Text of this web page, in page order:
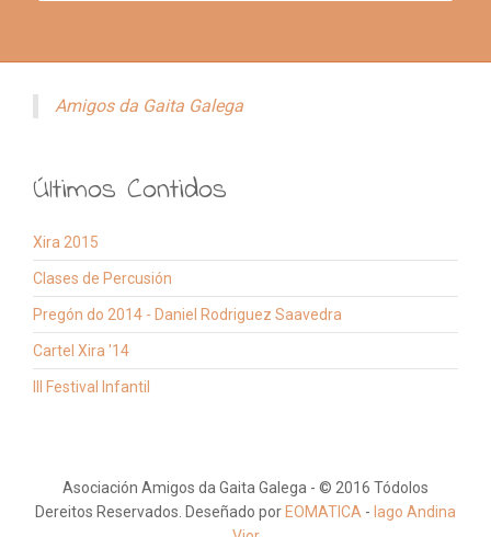
Amigos da Gaita Galega
Últimos Contidos
Xira 2015
Clases de Percusión
Pregón do 2014 - Daniel Rodriguez Saavedra
Cartel Xira '14
III Festival Infantil
Asociación Amigos da Gaita Galega - © 2016 Tódolos
Dereitos Reservados. Deseñado por EOMATICA - Iago Andina